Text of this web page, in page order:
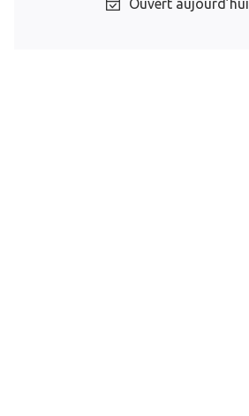
Ouvert aujourd’hui